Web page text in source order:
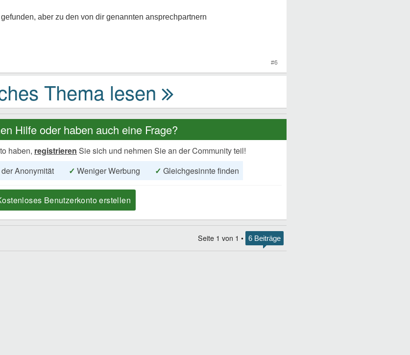
aber zu den von dir genannten ansprechpartnern
#6
Hilfe oder haben auch eine Frage?
haben, registrieren Sie sich und nehmen Sie an der Community teil!
Anonymität ✓ Weniger Werbung ✓ Gleichgesinnte finden
Benutzerkonto erstellen
Seite 1 von 1 • 6 Beiträge